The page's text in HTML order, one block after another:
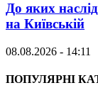
До яких
на Київській
08.08.2026 - 14:11
ПОПУЛЯРНІ